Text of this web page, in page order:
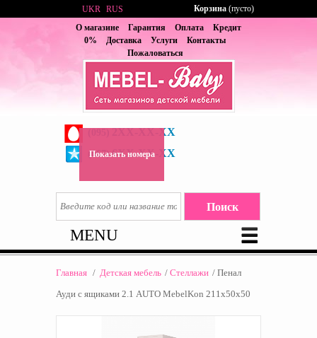
О магазине Гарантия Оплата
Кредит
0%
Доставка Услуги
Контакты
Пожаловаться
2XX-XX-XX
(067) 6XX-XX-XX
Показать номера
UKR RUS Корзина (пусто)
MENU
Главная / Детская мебель / Стеллажи / Пенал
Ауди с ящиками 2.1 AUTO MebelKon 211x50x50